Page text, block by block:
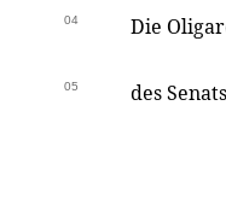
04 Die
05 des